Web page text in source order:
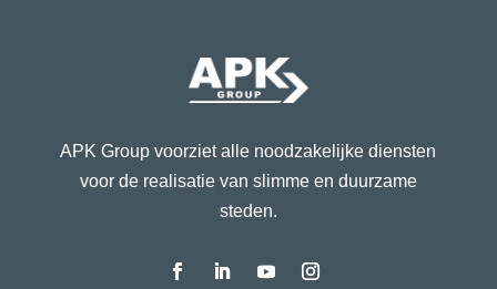
APK Group voorziet alle noodzakelijke diensten
voor de realisatie van slimme en duurzame
steden.